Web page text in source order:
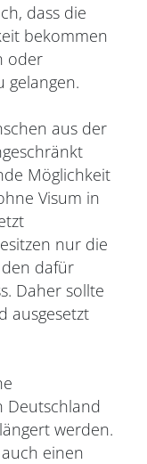
dass die
bekommen
oder
gelangen.
aus der
Möglichkeit
Visum in
nur die
dafür
Daher sollte
ausgesetzt
Deutschland
werden.
einen